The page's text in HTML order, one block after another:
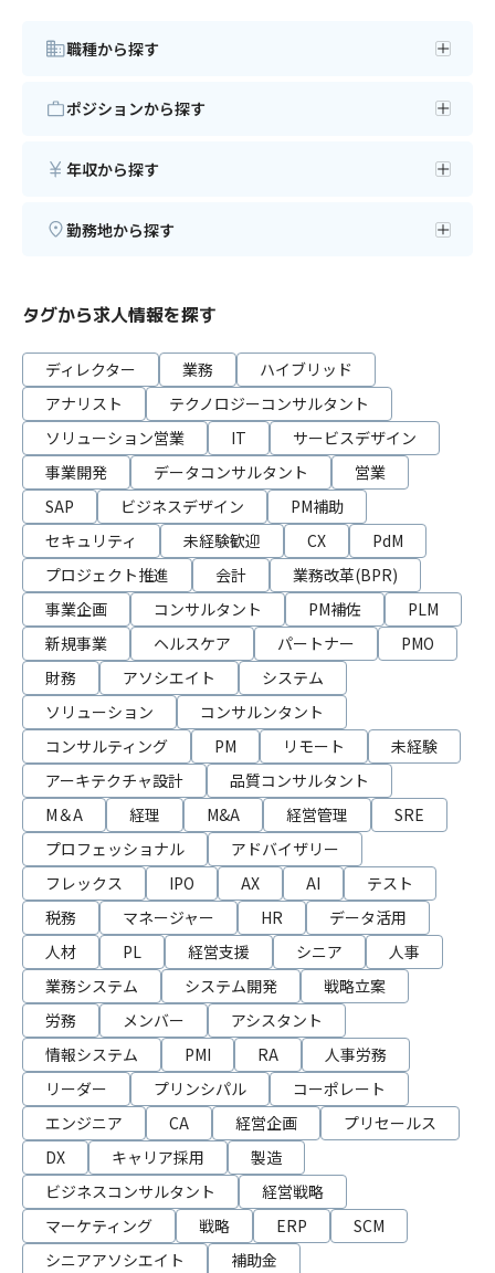
職種から探す
ポジションから探す
年収から探す
勤務地から探す
タグから求人情報を探す
ディレクター 業務
ハイブリッド
アナリスト
テクノロジーコンサルタント
ソリューション営業
IT
サービスデザイン
事業開発
データコンサルタント
営業
SAP
ビジネスデザイン
PM補助
セキュリティ
未経験歓迎 CX
PdM
プロジェクト推進
会計
業務改革(BPR)
事業企画
コンサルタント PM補佐
PLM
新規事業
ヘルスケア パートナー
PMO
財務
アソシエイト
システム
ソリューション
コンサルンタント
コンサルティング
PM リモート
未経験
アーキテクチャ設計
品質コンサルタント
M＆A
経理 M&A 経営管理
SRE
プロフェッショナル
アドバイザリー
フレックス
IPO AX AI
テスト
税務
マネージャー HR
データ活用
人材
PL 経営支援 シニア
人事
業務システム
システム開発
戦略立案
労務
メンバー
アシスタント
情報システム
PMI RA
人事労務
リーダー
プリンシパル
コーポレート
エンジニア
CA 経営企画
プリセールス
DX
キャリア採用
製造
ビジネスコンサルタント
経営戦略
マーケティング
戦略 ERP
SCM
シニアアソシエイト
補助金